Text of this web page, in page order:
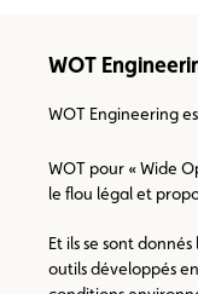
WOT
WOT Engineering
WOT pour « Wide
le flou légal et
Et ils se sont
outils développés